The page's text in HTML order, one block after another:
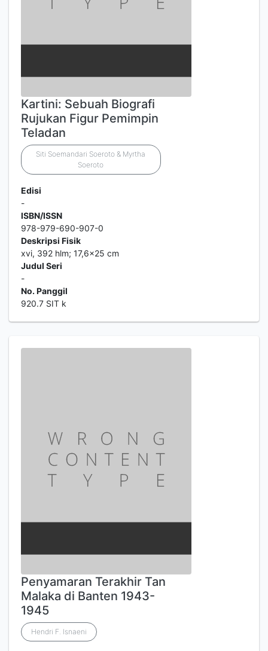
Kartini: Sebuah Biografi
Rujukan Figur Pemimpin
Teladan
Siti Soemandari Soeroto & Myrtha
Soeroto
Edisi
-
ISBN/ISSN
978-979-690-907-0
Deskripsi Fisik
xvi, 392 hlm; 17,6x25 cm
Judul Seri
-
No. Panggil
920.7 SIT k
Penyamaran Terakhir Tan
Malaka di Banten 1943-
1945
Hendri F. Isnaeni